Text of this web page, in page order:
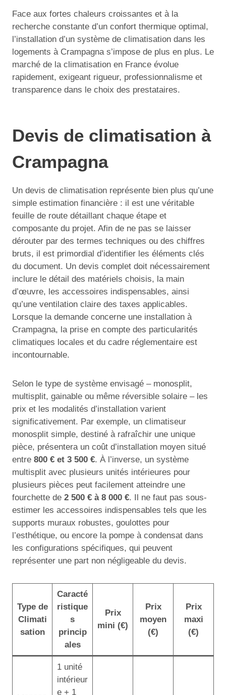
Face aux fortes chaleurs croissantes et à la
recherche constante d’un confort thermique optimal,
l’installation d’un système de climatisation dans les
logements à Crampagna s’impose de plus en plus. Le
marché de la climatisation en France évolue
rapidement, exigeant rigueur, professionnalisme et
transparence dans le choix des prestataires.
Devis de climatisation à
Crampagna
Un devis de climatisation représente bien plus qu’une
simple estimation financière : il est une véritable
feuille de route détaillant chaque étape et
composante du projet. Afin de ne pas se laisser
dérouter par des termes techniques ou des chiffres
bruts, il est primordial d’identifier les éléments clés
du document. Un devis complet doit nécessairement
inclure le détail des matériels choisis, la main
d’œuvre, les accessoires indispensables, ainsi
qu’une ventilation claire des taxes applicables.
Lorsque la demande concerne une installation à
Crampagna, la prise en compte des particularités
climatiques locales et du cadre réglementaire est
incontournable.
Selon le type de système envisagé – monosplit,
multisplit, gainable ou même réversible solaire – les
prix et les modalités d’installation varient
significativement. Par exemple, un climatiseur
monosplit simple, destiné à rafraîchir une unique
pièce, présentera un coût d’installation moyen situé
entre 800 € et 3 500 €. À l’inverse, un système
multisplit avec plusieurs unités intérieures pour
plusieurs pièces peut facilement atteindre une
fourchette de 2 500 € à 8 000 €. Il ne faut pas sous-
estimer les accessoires indispensables tels que les
supports muraux robustes, goulottes pour
l’esthétique, ou encore la pompe à condensat dans
les configurations spécifiques, qui peuvent
représenter une part non négligeable du devis.
Type de
Climati
sation
Caracté
ristique
s
princip
ales
Prix
mini (€)
Prix
moyen
(€)
Prix
maxi
(€)
1 unité
intérieur
e + 1